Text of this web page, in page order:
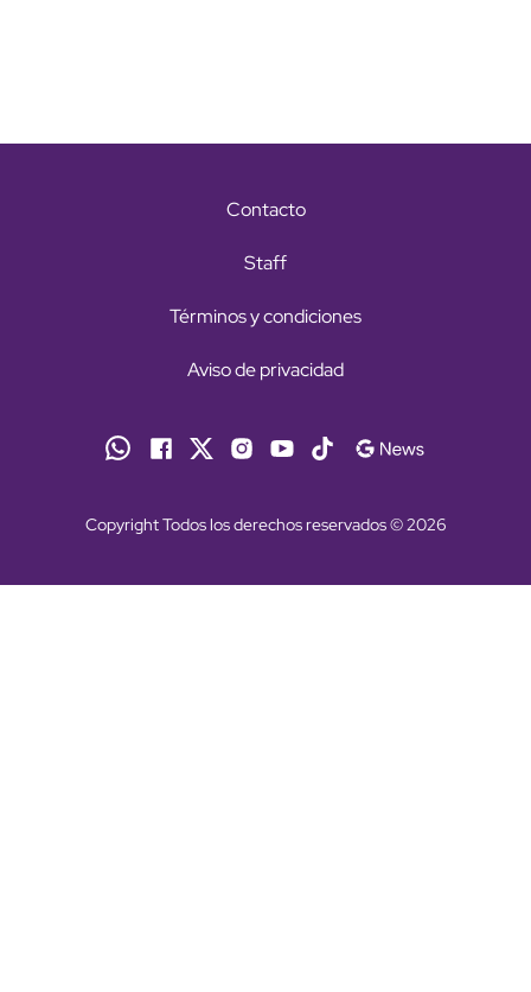
Contacto
Staff
Términos y condiciones
Aviso de privacidad
Copyright Todos los derechos reservados © 2026